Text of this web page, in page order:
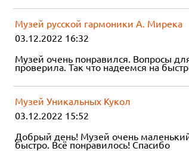
Музей русской гармоники А. Мирека
03.12.2022 16:32
Музей очень понравился. Вопросы
проверила. Так что надеемся на
Музей Уникальных Кукол
03.12.2022 15:52
Добрый день! Музей очень
быстро. Всё понравилось! Спасибо